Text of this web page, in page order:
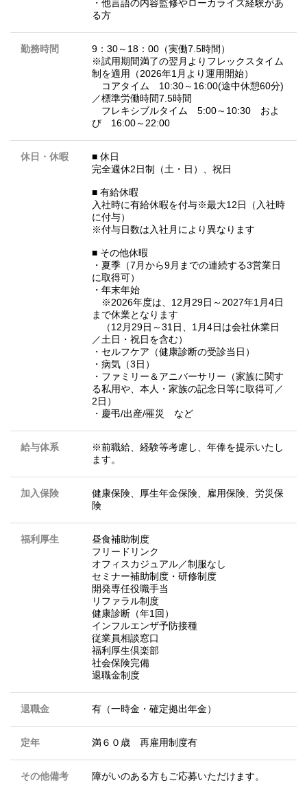
・他言語の内容監修やローカライズ経験があ
る方
勤務時間
9：30～18：00（実働7.5時間）
※試用期間満了の翌月よりフレックスタイム
制を適用（2026年1月より運用開始）
コアタイム 10:30～16:00(途中休憩60分)
／標準労働時間7.5時間
フレキシブルタイム 5:00～10:30 およ
び 16:00～22:00
休日・休暇
■ 休日
完全週休2日制（土・日）、祝日
■ 有給休暇
入社時に有給休暇を付与※最大12日（入社時
に付与）
※付与日数は入社月により異なります
■ その他休暇
・夏季（7月から9月までの連続する3営業日
に取得可）
・年末年始
※2026年度は、12月29日～2027年1月4日
まで休業となります
（12月29日～31日、1月4日は会社休業日
／土日・祝日を含む）
・セルフケア（健康診断の受診当日）
・病気（3日）
・ファミリー＆アニバーサリー（家族に関す
る私用や、本人・家族の記念日等に取得可／
2日）
・慶弔/出産/罹災 など
給与体系
※前職給、経験等考慮し、年俸を提示いたし
ます。
加入保険
健康保険、厚生年金保険、雇用保険、労災保
険
福利厚生
昼食補助制度
フリードリンク
オフィスカジュアル／制服なし
セミナー補助制度・研修制度
開発専任役職手当
リファラル制度
健康診断（年1回）
インフルエンザ予防接種
従業員相談窓口
福利厚生倶楽部
社会保険完備
退職金制度
退職金 有（一時金・確定拠出年金）
定年 満６０歳 再雇用制度有
その他備考 障がいのある方もご応募いただけます。